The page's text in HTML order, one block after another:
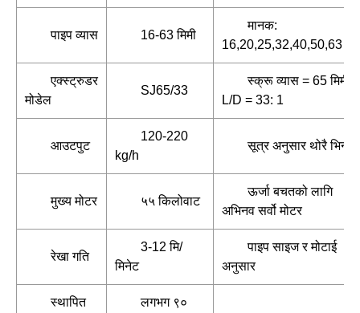
पाइप व्यास 16-63 मिमी
मानक:
16,20,25,32,40,50,63
एक्स्ट्रुडर
मोडेल
SJ65/33
स्क्रू व्यास = 65 मिमी,
L/D = 33: 1
आउटपुट
120-220
kg/h
सूत्र अनुसार थोरै
मुख्य मोटर ५५ किलोवाट
ऊर्जा बचतको लागि
अभिनव सर्वो मोटर
रेखा गति
3-12 मि/
मिनेट
पाइप साइज र मोटाई
अनुसार
स्थापित
लगभग ९०